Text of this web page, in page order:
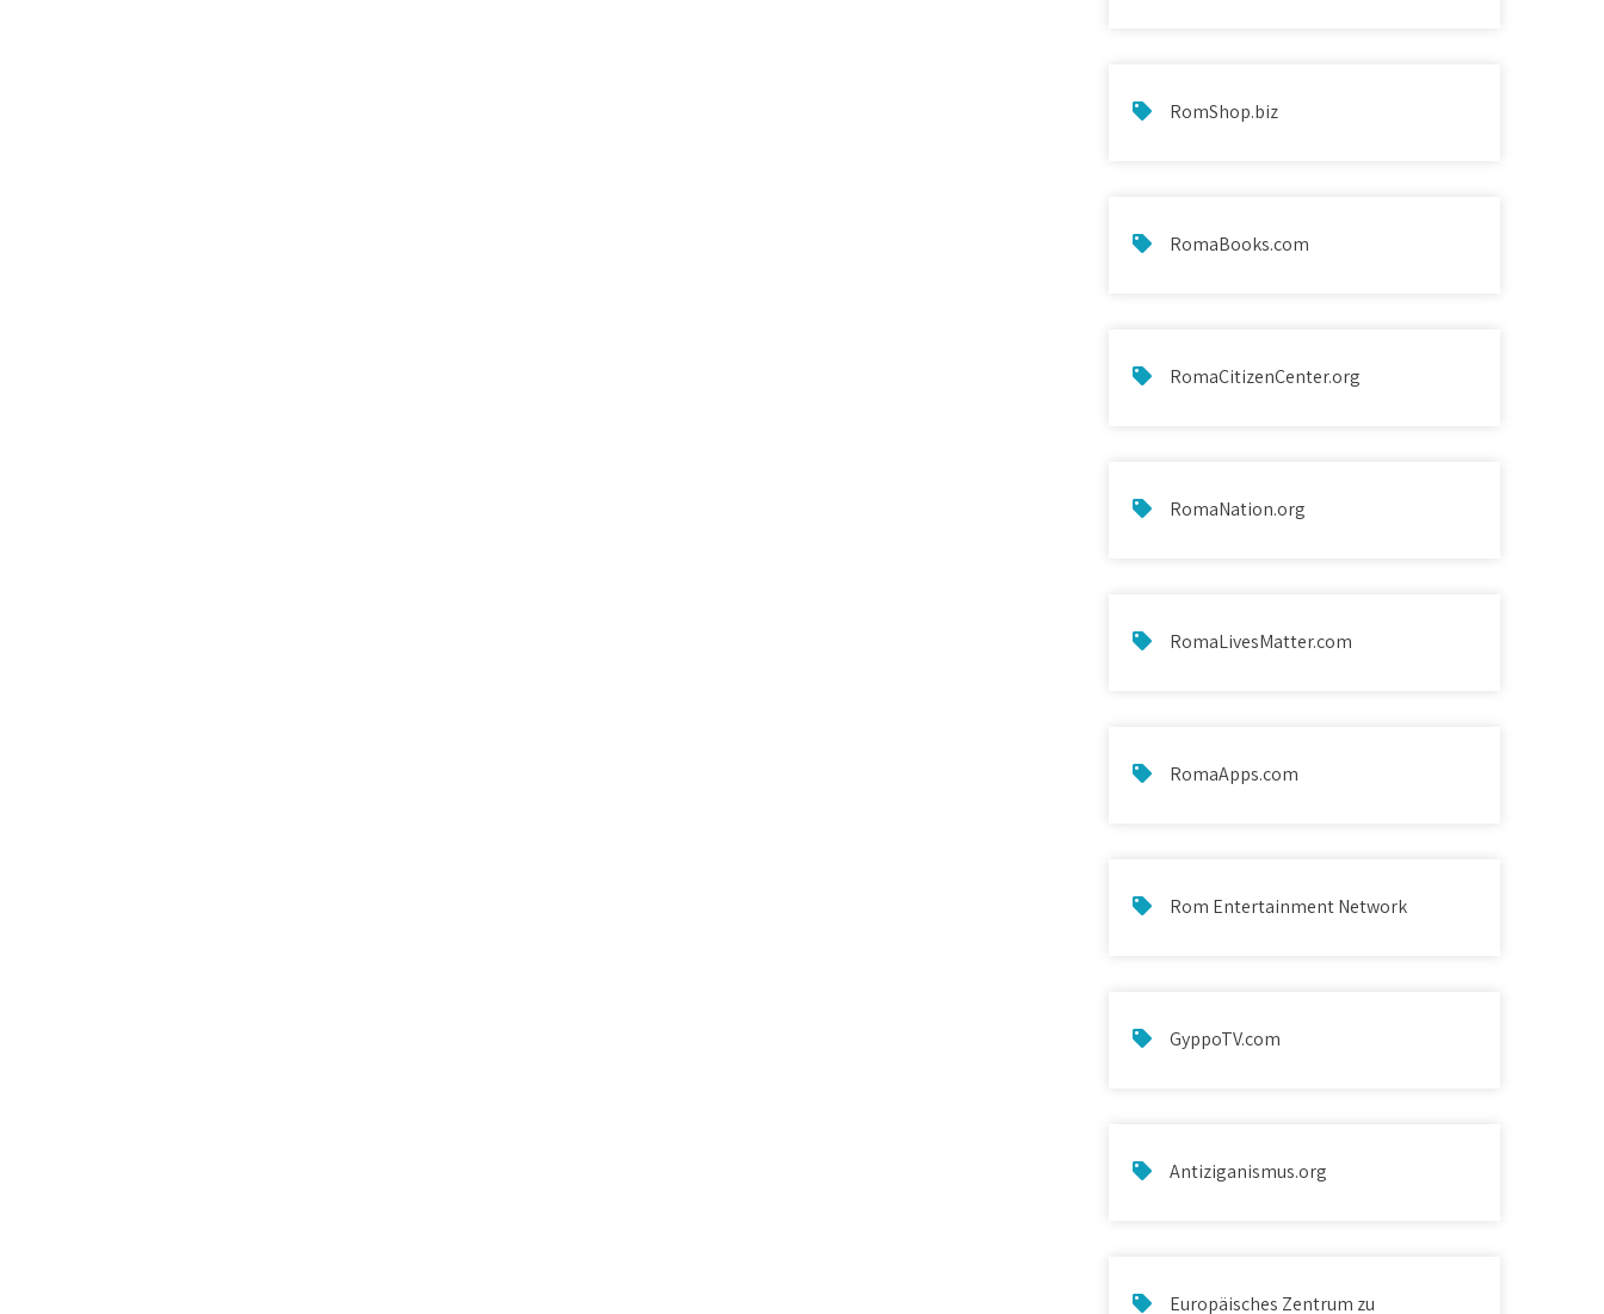
RomShop.biz
RomaBooks.com
RomaCitizenCenter.org
RomaNation.org
RomaLivesMatter.com
RomaApps.com
Rom Entertainment Network
GyppoTV.com
Antiziganismus.org
Europäisches Zentrum zu